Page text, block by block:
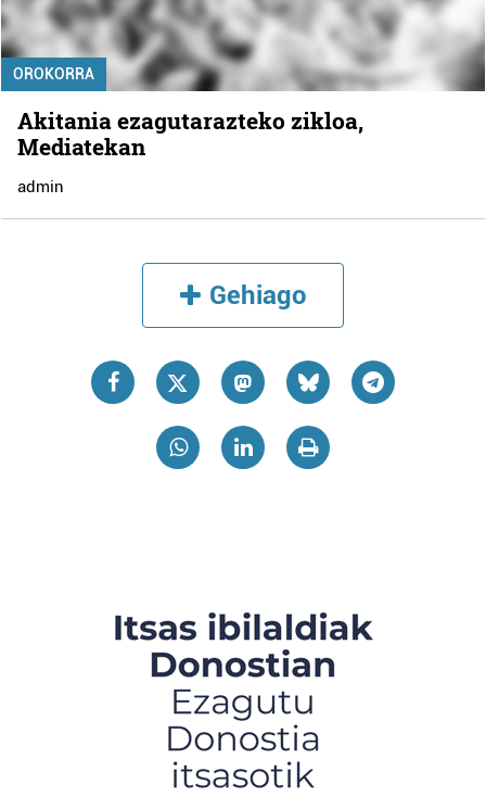
OROKORRA
Akitania ezagutarazteko zikloa,
Mediatekan
admin
Gehiago